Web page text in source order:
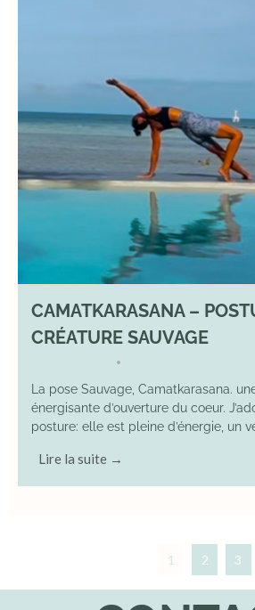
CAMATKARASANA –
CRÉATURE SAUVAGE
•
La pose Sauvage, Camatkarasana.
énergisante d’ouverture du coeur.
posture: elle est pleine d’énergie, un
Lire la suite →
1 2 3